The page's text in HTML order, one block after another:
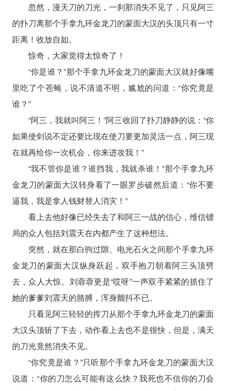
忽然，漫天刀的刀光，一刹那消失不见了，只见阿三
的扑刀离那个手拿九环金龙刀的蒙面大汉的头顶只有一寸
距离！收放自如。
惊奇，大家觉得太惊奇了！
“你是谁？”那个手拿九环金龙刀的蒙面大汉就好像嘴
里吃了个苍蝇，说不清道不明，尴尬的问道：“你究竟是
谁？”
“阿三，我就叫阿三！”阿三收回了扑刀静静的说：“你
如果使剑说不定还要比现在使刀要更加灵活一点，阿三现
在就再给你一次机会，你来进攻我！”
“我不管你是谁？谁挡我，我就杀谁！”那个手拿九环
金龙刀的蒙面大汉转身看了一眼罗步破然后道：“你不要
逼我，我是拿人钱财替人消灾！”
看上去他好像已经失去了和阿三一战的信心，维信镖
局的众人包括刘震天在内都产生了这种想法。
突然，就在那白驹过隙、电光石火之间那个手拿九环
金龙刀的蒙面大汉纵身跃起，双手抱刀朝着阿三头顶劈
去，众人大惊。刘蓉蓉更是“哎呀”一声双手紧紧的抓住了
她的爹爹刘震天的胳膊，浑身颤抖不已。
只看见阿三轻轻的挥刀从那个手拿九环金龙刀的蒙面
大汉头顶斩了下去，动作看上去也不是很快，但是，满天
的刀光竟然消失不见。
“你究竟是谁？”只听那个手拿九环金龙刀的蒙面大汉
说道：“你的刀怎么可能有这么快？我死也不信你的刀会